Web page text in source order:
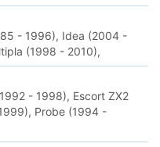
- 1996), Idea (2004 -
(1998 - 2010),
- 1998), Escort ZX2
Probe (1994 -